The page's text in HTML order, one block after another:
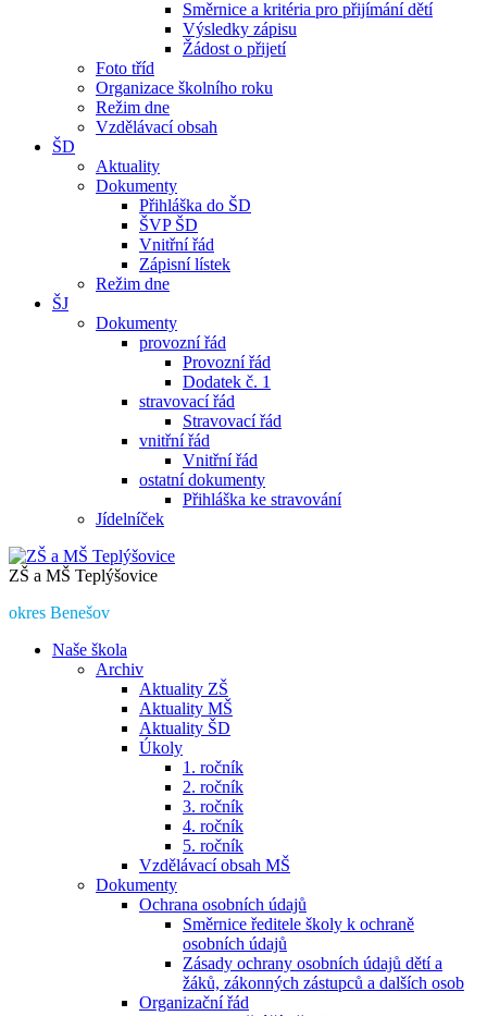
Směrnice a kritéria pro přijímání dětí
Výsledky zápisu
Žádost o přijetí
Foto tříd
Organizace školního roku
Režim dne
Vzdělávací obsah
ŠD
Aktuality
Dokumenty
Přihláška do ŠD
ŠVP ŠD
Vnitřní řád
Zápisní lístek
Režim dne
ŠJ
Dokumenty
provozní řád
Provozní řád
Dodatek č. 1
stravovací řád
Stravovací řád
vnitřní řád
Vnitřní řád
ostatní dokumenty
Přihláška ke stravování
Jídelníček
ZŠ a MŠ Teplýšovice
okres Benešov
Naše škola
Archiv
Aktuality ZŠ
Aktuality MŠ
Aktuality ŠD
Úkoly
1. ročník
2. ročník
3. ročník
4. ročník
5. ročník
Vzdělávací obsah MŠ
Dokumenty
Ochrana osobních údajů
Směrnice ředitele školy k ochraně
osobních údajů
Zásady ochrany osobních údajů dětí a
žáků, zákonných zástupců a dalších osob
Organizační řád